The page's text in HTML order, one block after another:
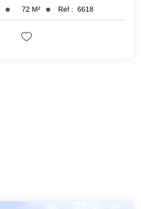
72 M² Réf : 6618